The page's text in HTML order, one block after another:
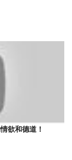
欲和德道！